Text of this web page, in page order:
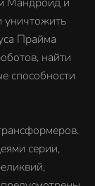
уничтожить
Прайма
найти
способности
серии,